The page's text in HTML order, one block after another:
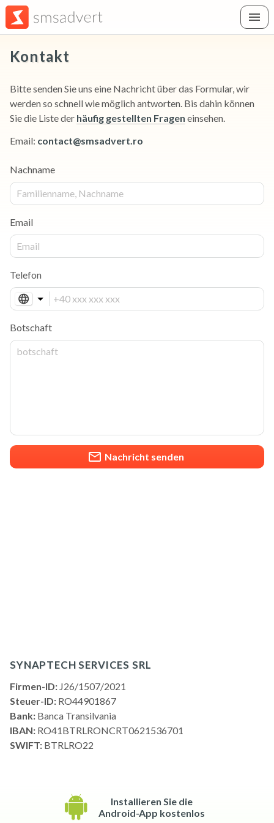
Kontakt
Bitte senden Sie uns eine Nachricht über das Formular, wir
werden so schnell wie möglich antworten. Bis dahin können
Sie die Liste der häufig gestellten Fragen einsehen.
Email: contact@smsadvert.ro
Nachname
Email
Telefon
Botschaft
Nachricht senden
SYNAPTECH SERVICES SRL
Firmen-ID: J26/1507/2021
Steuer-ID: RO44901867
Bank: Banca Transilvania
IBAN: RO41BTRLRONCRT0621536701
SWIFT: BTRLRO22
Installieren Sie die
Android-App kostenlos